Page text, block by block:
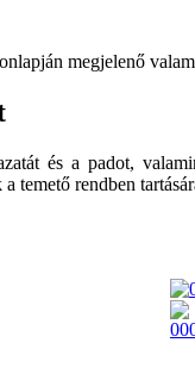
megjelenő
és a padot,
temető rendben